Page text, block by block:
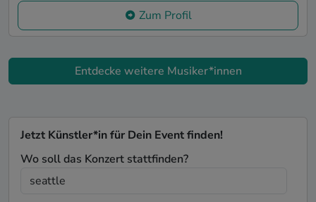
Zum Profil
Entdecke weitere Musiker*innen
Jetzt Künstler*in für Dein Event finden!
Wo soll das Konzert stattfinden?